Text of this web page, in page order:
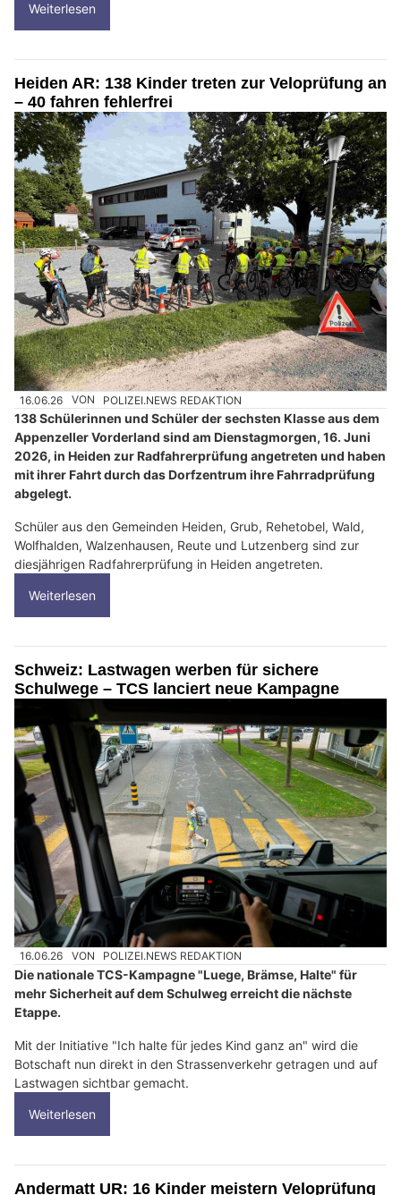
Weiterlesen
Heiden AR: 138 Kinder treten zur Veloprüfung an
– 40 fahren fehlerfrei
16.06.26 VON POLIZEI.NEWS REDAKTION
138 Schülerinnen und Schüler der sechsten Klasse aus dem
Appenzeller Vorderland sind am Dienstagmorgen, 16. Juni
2026, in Heiden zur Radfahrerprüfung angetreten und haben
mit ihrer Fahrt durch das Dorfzentrum ihre Fahrradprüfung
abgelegt.
Schüler aus den Gemeinden Heiden, Grub, Rehetobel, Wald,
Wolfhalden, Walzenhausen, Reute und Lutzenberg sind zur
diesjährigen Radfahrerprüfung in Heiden angetreten.
Weiterlesen
Schweiz: Lastwagen werben für sichere
Schulwege – TCS lanciert neue Kampagne
16.06.26 VON POLIZEI.NEWS REDAKTION
Die nationale TCS-Kampagne "Luege, Brämse, Halte" für
mehr Sicherheit auf dem Schulweg erreicht die nächste
Etappe.
Mit der Initiative "Ich halte für jedes Kind ganz an" wird die
Botschaft nun direkt in den Strassenverkehr getragen und auf
Lastwagen sichtbar gemacht.
Weiterlesen
Andermatt UR: 16 Kinder meistern Veloprüfung